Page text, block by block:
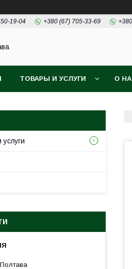
19-04 +380 (67) 705-33-69
ТОВАРЫ И УСЛУГИ О